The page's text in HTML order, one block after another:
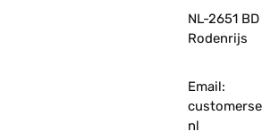
NL-2651
Rodenrijs
Email:
nl